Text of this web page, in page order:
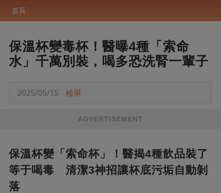
首頁
保溫杯變毒杯！醫曝4種「索命
水」千萬別裝，喝多恐洗腎一輩子
2025/05/15 檢舉
ADVERTISEMENT
​保溫杯變「索命杯」！醫揭4種飲品裝了
等于喝毒 清潔3神招讓杯底污垢自動剝
落​